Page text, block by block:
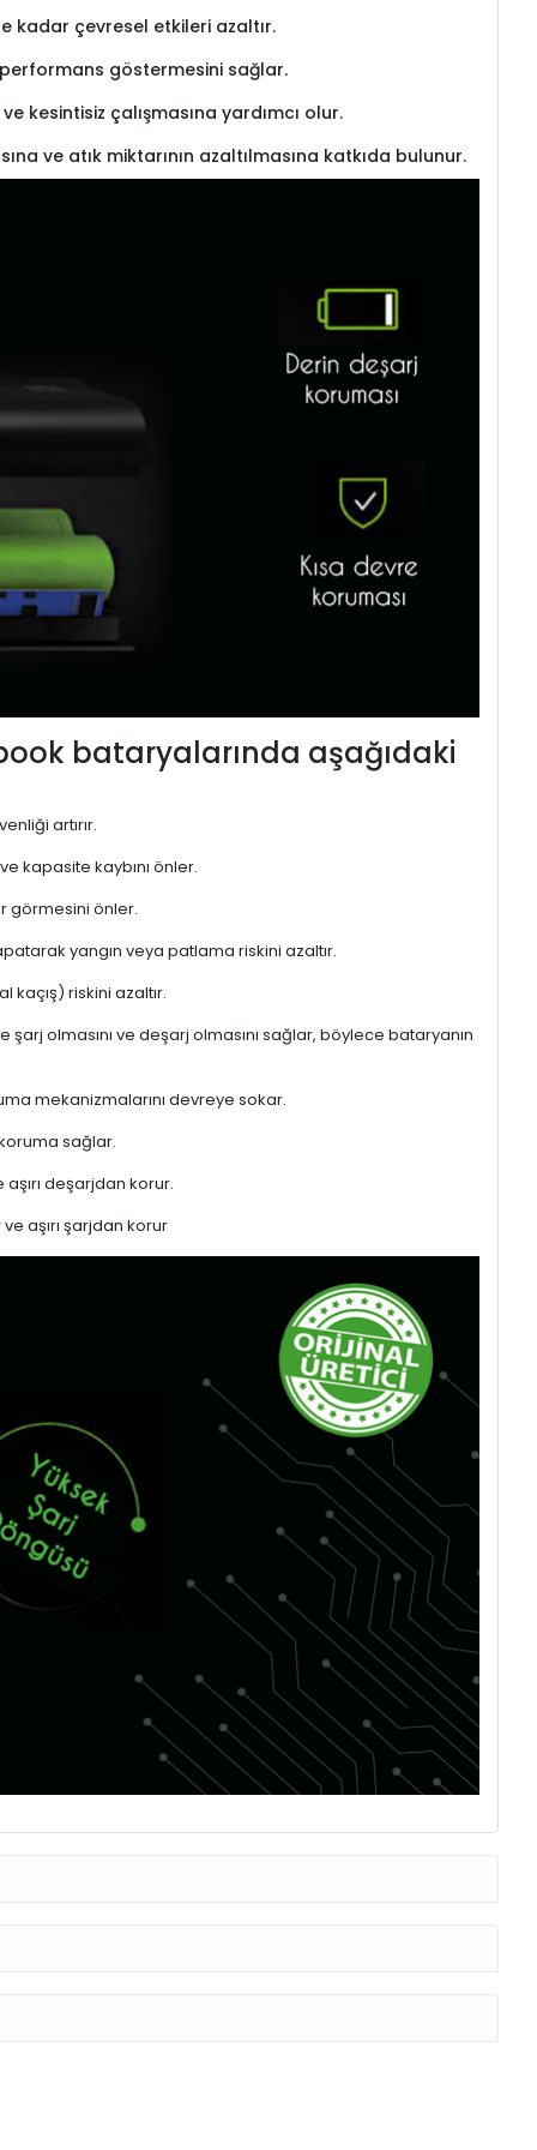
kadar çevresel etkileri azaltır.
göstermesini sağlar.
kesintisiz çalışmasına yardımcı olur.
ve atık miktarının azaltılmasına katkıda bulunur.
bataryalarında aşağıdaki
artırır.
kapasite kaybını önler.
görmesini önler.
yangın veya patlama riskini azaltır.
kaçış) riskini azaltır.
olmasını ve deşarj olmasını sağlar, böylece bataryanın
mekanizmalarını devreye sokar.
sağlar.
deşarjdan korur.
aşırı şarjdan korur